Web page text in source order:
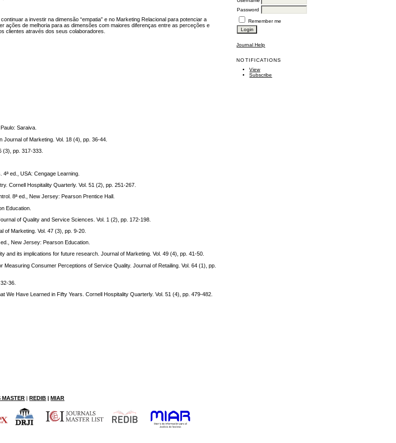
Password
Remember me
Journal Help
NOTIFICATIONS
View
Subscribe
a investir na dimensão “empatia” e no Marketing Relacional para potenciar a
ações de melhoria para as dimensões com maiores diferenças entre as perceções e
clientes através dos seus colaboradores.
Saraiva.
of Marketing. Vol. 18 (4), pp. 36-44.
(3), pp. 317-333.
ed., USA: Cengage Learning.
Cornell Hospitality Quarterly. Vol. 51 (2), pp. 251-267.
8ª ed., New Jersey: Pearson Prentice Hall.
Education.
of Quality and Service Sciences. Vol. 1 (2), pp. 172-198.
of Marketing. Vol. 47 (3), pp. 9-20.
New Jersey: Pearson Education.
and its implications for future research. Journal of Marketing. Vol. 49 (4), pp. 41-50.
Consumer Perceptions of Service Quality. Journal of Retailing. Vol. 64 (1), pp.
36.
Have Learned in Fifty Years. Cornell Hospitality Quarterly. Vol. 51 (4), pp. 479-482.
MASTER REDIB MIAR